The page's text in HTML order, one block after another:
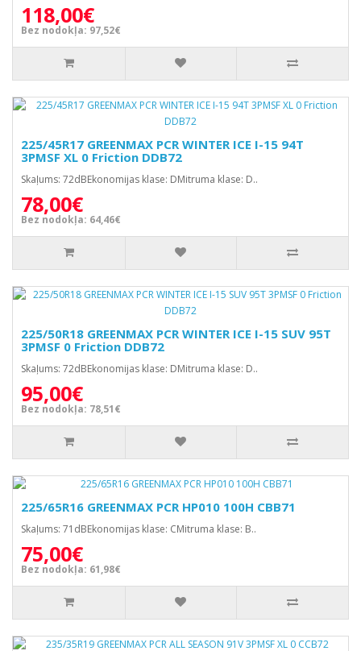
118,00€
Bez nodokļa: 97,52€
225/45R17 GREENMAX PCR WINTER ICE I-15 94T
3PMSF XL 0 Friction DDB72
Skaļums: 72dBEkonomijas klase: DMitruma klase: D..
78,00€
Bez nodokļa: 64,46€
225/50R18 GREENMAX PCR WINTER ICE I-15 SUV 95T
3PMSF 0 Friction DDB72
Skaļums: 72dBEkonomijas klase: DMitruma klase: D..
95,00€
Bez nodokļa: 78,51€
225/65R16 GREENMAX PCR HP010 100H CBB71
Skaļums: 71dBEkonomijas klase: CMitruma klase: B..
75,00€
Bez nodokļa: 61,98€